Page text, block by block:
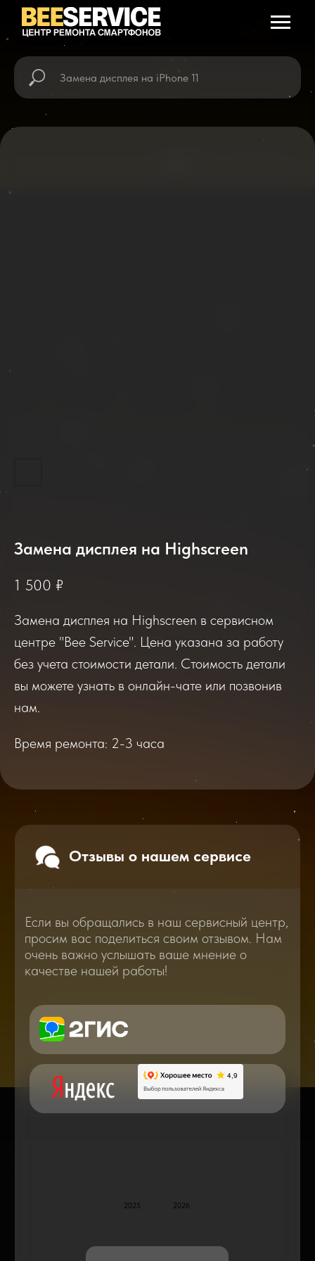
Замена дисплея на Highscreen
1 500 ₽
Замена дисплея на Highscreen в сервисном
центре "Bee Service". Цена указана за работу
без учета стоимости детали. Стоимость детали
вы можете узнать в онлайн-чате или позвонив
нам.
Время ремонта: 2-3 часа
Если вы обращались в наш сервисный центр,
просим вас поделиться своим отзывом. Нам
очень важно услышать ваше мнение о
качестве нашей работы!
2026
2025Перейти
Блог статей - важное,
полезное, новое
В нашем блоге статей мы расскажем
Вам о самом важном, полезном и новом
в мире смартфонов и не только
Дисплейные модули: Отличия, качества